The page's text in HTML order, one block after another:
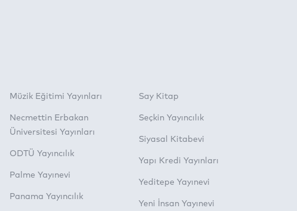
Müzik Eğitimi Yayınları
Necmettin Erbakan
Üniversitesi Yayınları
ODTÜ Yayıncılık
Palme Yayınevi
Panama Yayıncılık
Say Kitap
Seçkin Yayıncılık
Siyasal Kitabevi
Yapı Kredi Yayınları
Yeditepe Yayınevi
Yeni İnsan Yayınevi